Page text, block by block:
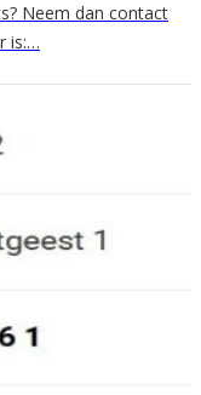
Neem dan contact
is:…